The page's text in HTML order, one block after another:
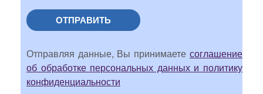
ОТПРАВИТЬ
Отправляя данные, Вы принимаете соглашение
об обработке персональных данных и политику
конфиденциальности